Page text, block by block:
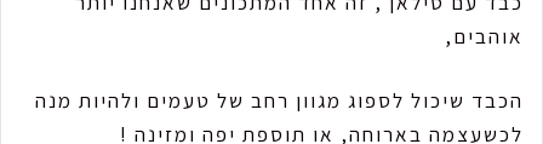
אוהבים,
הכבד שיכול לספוג מגוון רחב של טעמים ולהיות מנה
לכשעצמה בארוחה, או תוספת יפה ומזינה !